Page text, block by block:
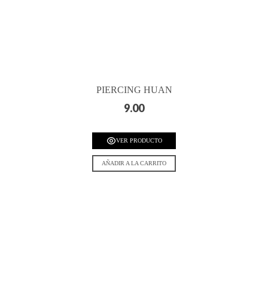
PIERCING HUAN
9.00
VER PRODUCTO
AÑADIR A LA CARRITO